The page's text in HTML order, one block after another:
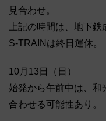
見合わせ。
上記の時間は、地下
S-TRAINは終日運休。
10月13日（日）
始発から午前中は、和
合わせる可能性あり。